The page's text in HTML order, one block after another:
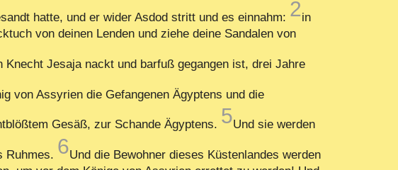
hatte, und er wider Asdod stritt und es einnahm: 2in
von deinen Lenden und ziehe deine Sandalen von
Jesaja nackt und barfuß gegangen ist, drei Jahre
von Assyrien die Gefangenen Ägyptens und die
Gesäß, zur Schande Ägyptens. 5Und sie werden
Ruhmes. 6Und die Bewohner dieses Küstenlandes werden